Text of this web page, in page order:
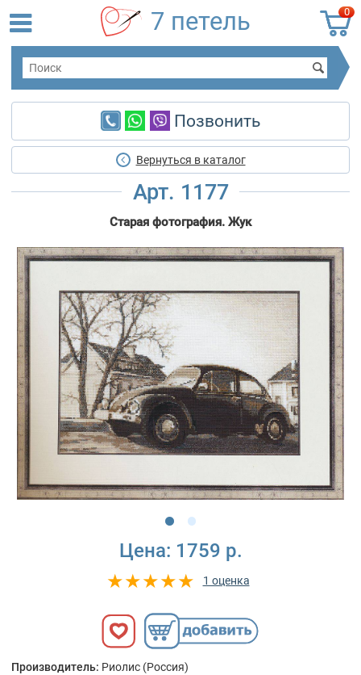
0
7 петель
Позвонить
Вернуться в каталог
Арт. 1177
Старая фотография. Жук
Цена: 1759 р.
1 оценка
Производитель: Риолис (Россия)